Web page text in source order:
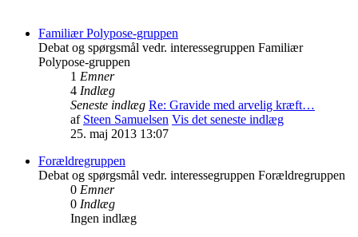
Familiær Polypose-gruppen
Debat og spørgsmål vedr. interessegruppen Familiær
Polypose-gruppen
1 Emner
4 Indlæg
Seneste indlæg Re: Gravide med arvelig kræft…
af Steen Samuelsen Vis det seneste indlæg
25. maj 2013 13:07
Forældregruppen
Debat og spørgsmål vedr. interessegruppen Forældregruppen
0 Emner
0 Indlæg
Ingen indlæg